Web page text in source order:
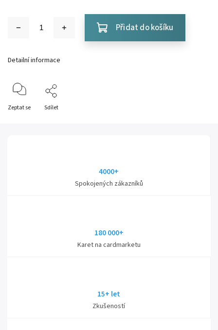
Přidat do košíku
Detailní informace
Zeptat se Sdílet
4000+
Spokojených zákazníků
180 000+
Karet na cardmarketu
15+ let
Zkušeností